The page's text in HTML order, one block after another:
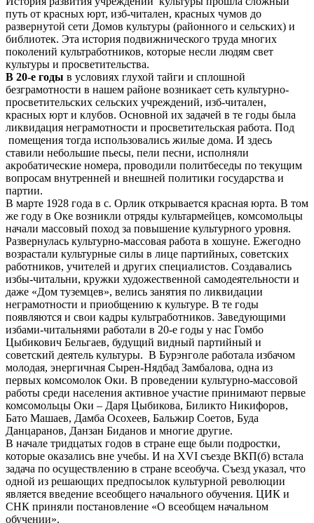
путь от красных юрт, изб-читален, красных чумов до
развернутой сети Домов культуры (районного и сельских) и
библиотек. Эта история подвижнического труда многих
поколений культработников, которые несли людям свет
культуры и просветительства.
В 20-е годы в условиях глухой тайги и сплошной
безграмотности в нашем районе возникает сеть культурно-
просветительских сельских учреждений, изб-читален,
красных юрт и клубов. Основной их задачей в те годы была
ликвидация неграмотности и просветительская работа. Под
помещения тогда использовались жилые дома. И здесь
ставили небольшие пьесы, пели песни, исполняли
акробатические номера, проводили политбеседы по текущим
вопросам внутренней и внешней политики государства и
партии.
В марте 1928 года в с. Орлик открывается красная юрта. В том
же году в Оке возникли отряды культармейцев, комсомольцы
начали массовый поход за повышение культурного уровня.
Развернулась культурно-массовая работа в хошуне. Ежегодно
возрастали культурные силы в лице партийных, советских
работников, учителей и других специалистов. Создавались
избы-читальни, кружки художественной самодеятельности и
даже «Дом туземцев», велись занятия по ликвидации
неграмотности и приобщению к культуре. В те годы
появляются и свои кадры культработников. Заведующими
избами-читальнями работали в 20-е годы у нас Гомбо
Цыбикович Бельгаев, будущий видный партийный и
советский деятель культуры. В Бурэнголе работала избачом
молодая, энергичная Сырен-Нядбад Замбалова, одна из
первых комсомолок Оки. В проведении культурно-массовой
работы среди населения активное участие принимают первые
комсомольцы Оки – Даря Цыбикова, Биликто Никифоров,
Бато Машаев, Дамба Осохеев, Бальжир Соетов, Буда
Данцаранов, Данзан Биданов и многие другие.
В начале тридцатых годов в стране еще были подростки,
которые оказались вне учебы. И на XVI съезде ВКП(б) встала
задача по осуществлению в стране всеобуча. Съезд указал, что
одной из решающих предпосылок культурной революции
является введение всеобщего начального обучения. ЦИК и
СНК приняли постановление «О всеобщем начальном
обучении».